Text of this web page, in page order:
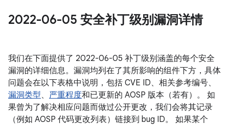
2022-06-05 安全补丁级别漏洞详情
我们在下面提供了 2022-06-05 补丁级别涵盖的每个安全
漏洞的详细信息。漏洞均列在了其所影响的组件下方，具体
问题会在以下表格中说明，包括 CVE ID、相关参考编号、
漏洞类型、 严重程度和已更新的 AOSP 版本（若有）。 如
果曾为了解决相应问题而做过公开更改，我们会将其记录
（例如 AOSP 代码更改列表）链接到 bug ID。 如果某个